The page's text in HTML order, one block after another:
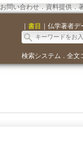
お問い合わせ． 資料提供．
｜ 書目 ｜ 仏学著者デ
検索システム ． 全文